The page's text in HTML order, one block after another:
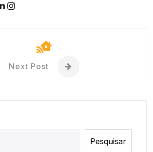
Next Post
Pesquisar